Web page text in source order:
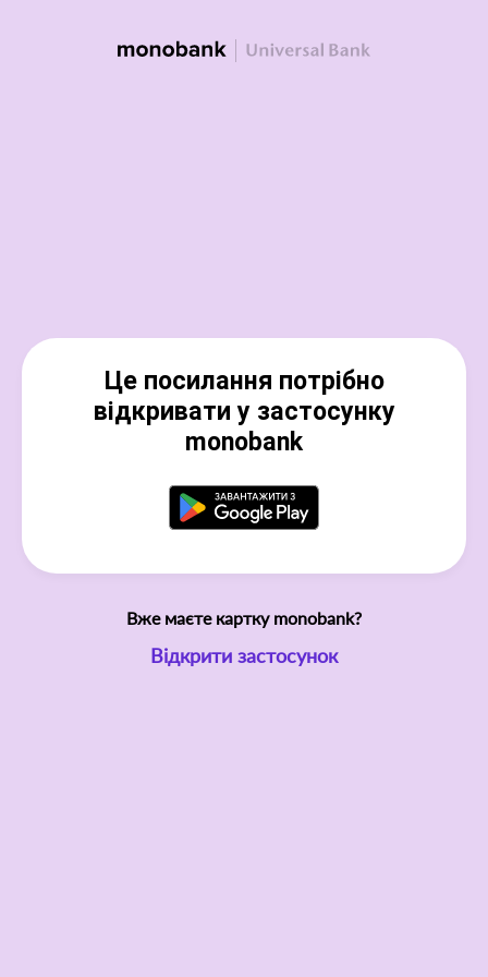
Це посилання потрібно
відкривати у застосунку
monobank
Вже маєте картку monobank?
Відкрити застосунок